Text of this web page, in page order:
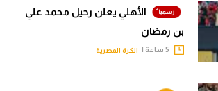
الأهلي يعلن رحيل محمد علي
بن رمضان
الكرة المصرية